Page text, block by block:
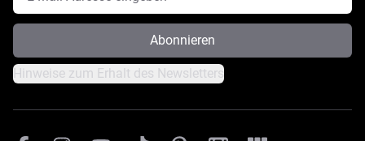
Abonnieren
Hinweise zum Erhalt des Newsletters